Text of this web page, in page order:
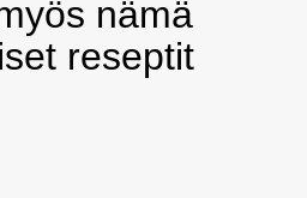
nämä
reseptit